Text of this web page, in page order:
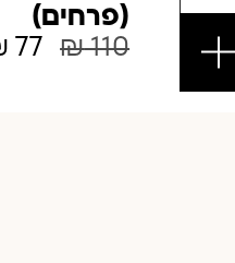
(פרחים)
₪110
77